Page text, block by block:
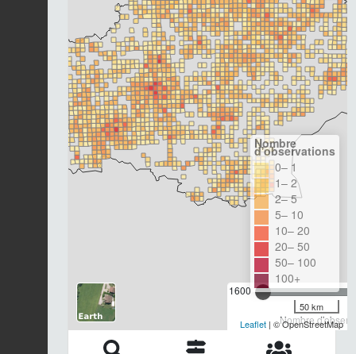
1600
Nombre
Nombre
d'observations
0– 1
1– 2
2– 5
5– 10
10– 20
20– 50
50– 100
100+
50 km
Leaflet | © OpenStreetMap